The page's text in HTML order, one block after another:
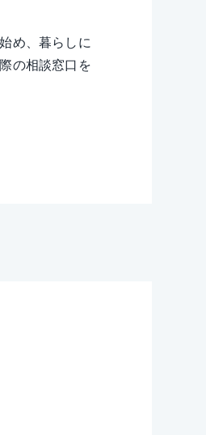
め、暮らしに
の相談窓口を